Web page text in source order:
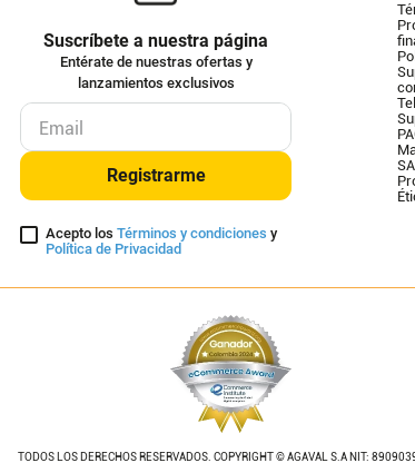
Suscríbete a nuestra página
Entérate de nuestras ofertas y
lanzamientos exclusivos
Registrarme
Acepto los Términos y condiciones y
Política de Privacidad
TODOS LOS DERECHOS RESERVADOS. COPYRIGHT © AGAVAL S.A NIT: